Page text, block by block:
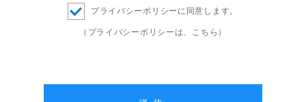
プライバシーポリシーに同意します。
（プライバシーポリシーは、こちら）